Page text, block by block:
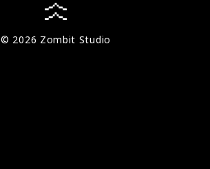
© 2026 Zombit Studio